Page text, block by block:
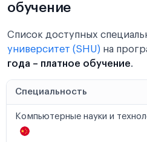
обучение
Список доступных
университет (SHU) на
года – платное обучение.
Специальность
Компьютерные науки и